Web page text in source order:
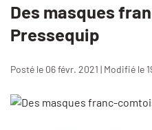
Des masques
Pressequip
Posté le 06 févr. 2021 | Modifié le